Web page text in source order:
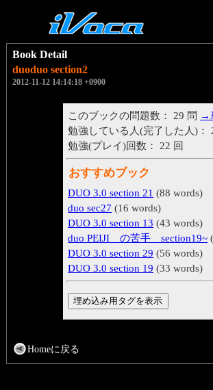
Book Detail
duoduo section2
2012-11-12 14:14:18 +0900
このブックの問題数： 29 問 →
勉強している人(完了した人)：
勉強(プレイ)回数： 22 回
おすすめブック
DUO 3.0 section 21 (88 words)
duo sec27 (16 words)
DUO 3.0 section 13 (43 words)
duo PEIJI の苦手 section19~
DUO 3.0 section 29 (56 words)
DUO 3.0 section 19 (33 words)
Homeに戻る